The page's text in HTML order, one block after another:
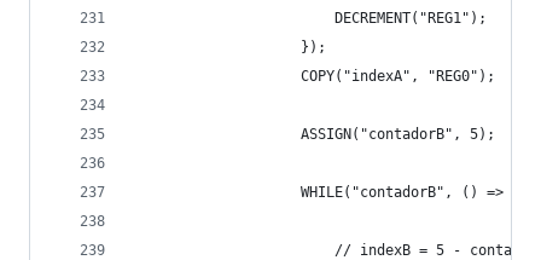
                        DECREMENT("REG1");
                    });
                    COPY("indexA", "REG0");
                    ASSIGN("contadorB", 5);
                    WHILE("contadorB", () => {
// indexB = 5 -